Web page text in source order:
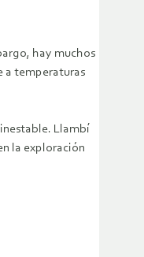
hay muchos
a temperaturas
Llambí
la exploración